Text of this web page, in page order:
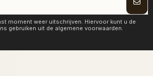
moment weer uitschrijven. Hiervoor kunt u de
gebruiken uit de algemene voorwaarden.